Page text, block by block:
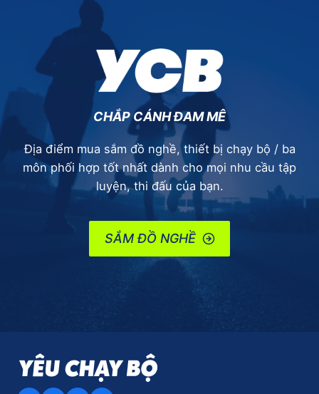
CHẮP CÁNH ĐAM MÊ
Địa điểm mua sắm đồ nghề, thiết bị chạy bộ / ba
môn phối hợp tốt nhất dành cho mọi nhu cầu tập
luyện, thi đấu của bạn.
SẮM ĐỒ NGHỀ